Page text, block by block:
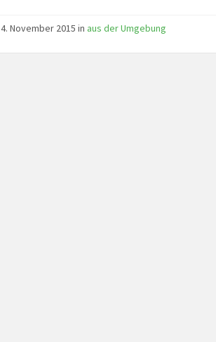
4. November 2015 in aus der Umgebung